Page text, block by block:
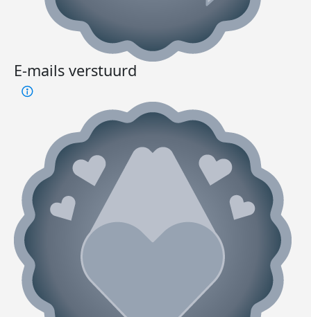
E-mails verstuurd